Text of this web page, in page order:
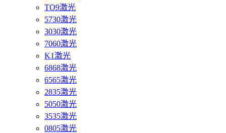
TO9激光
5730激光
3030激光
7060激光
K1激光
6868激光
6565激光
2835激光
5050激光
3535激光
0805激光